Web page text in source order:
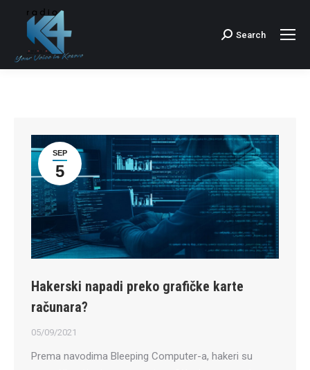
Search:
Search
SEP
5
Hakerski napadi preko grafičke karte
računara?
05/09/2021
Prema navodima Bleeping Computer-a, hakeri su